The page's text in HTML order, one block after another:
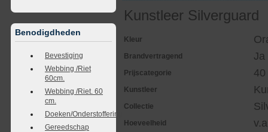
Benodigdheden
Bevestiging
Webbing /Riet
60cm.
Webbing /Riet. 60
cm.
Doeken/Onderstoffering
Gereedschap
Kunstleer Silverguard
Kleur
Brandvertragend Ja
Prijscategorie
Kunstleer
Collectie
Hoeveelheid